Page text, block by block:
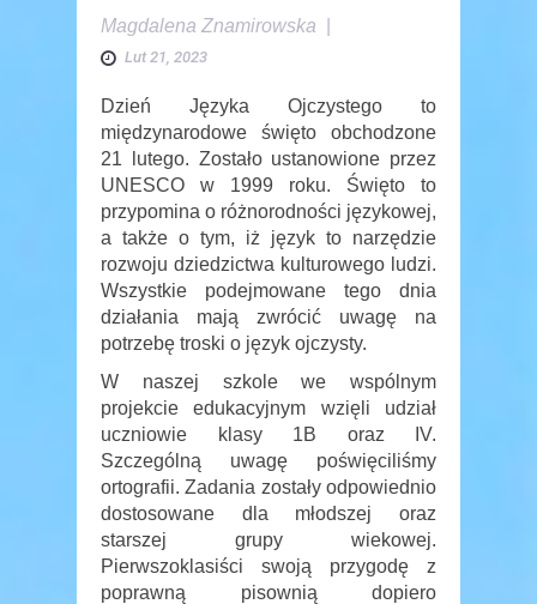
Magdalena Znamirowska
Lut 21, 2023
Dzień Języka Ojczystego to
międzynarodowe święto obchodzone
21 lutego. Zostało ustanowione przez
UNESCO w 1999 roku. Święto to
przypomina o różnorodności językowej,
a także o tym, iż język to narzędzie
rozwoju dziedzictwa kulturowego ludzi.
Wszystkie podejmowane tego dnia
działania mają zwrócić uwagę na
potrzebę troski o język ojczysty.
W naszej szkole we wspólnym
projekcie edukacyjnym wzięli udział
uczniowie klasy 1B oraz IV.
Szczególną uwagę poświęciliśmy
ortografii. Zadania zostały odpowiednio
dostosowane dla młodszej oraz
starszej grupy wiekowej.
Pierwszoklasiści swoją przygodę z
poprawną pisownią dopiero